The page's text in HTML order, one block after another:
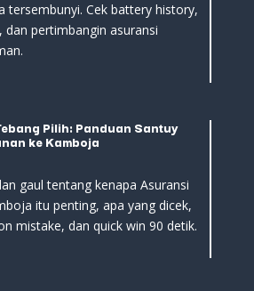
tersembunyi. Cek battery history,
dan pertimbangin asuransi
Pilih: Panduan Santuy
ke Kamboja
gaul tentang kenapa Asuransi
itu penting, apa yang dicek,
mistake, dan quick win 90 detik.